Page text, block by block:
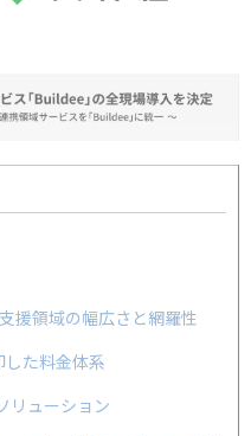
援領域の幅広さと網羅性
た料金体系
リューション